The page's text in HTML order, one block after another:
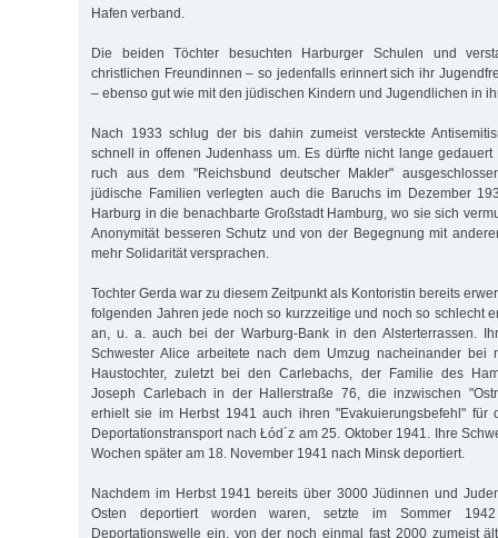
Hafen verband.
Die beiden Töchter besuchten Harburger Schulen und
christlichen Freundinnen – so jedenfalls erinnert sich ihr
– ebenso gut wie mit den jüdischen Kindern und Jugendlichen in
Nach 1933 schlug der bis dahin zumeist versteckte
schnell in offenen Judenhass um. Es dürfte nicht lange
ruch aus dem "Reichsbund deutscher Makler"
jüdische Familien verlegten auch die Baruchs im Dezember
Harburg in die benachbarte Großstadt Hamburg, wo sie sich
Anonymität besseren Schutz und von der Begegnung mit
mehr Solidarität versprachen.
Tochter Gerda war zu diesem Zeitpunkt als Kontoristin bereits
folgenden Jahren jede noch so kurzzeitige und noch so schlecht
an, u. a. auch bei der Warburg-Bank in den Alsterterrassen.
Schwester Alice arbeitete nach dem Umzug nacheinander bei
Haustochter, zuletzt bei den Carlebachs, der Familie des
Joseph Carlebach in der Hallerstraße 76, die inzwischen
erhielt sie im Herbst 1941 auch ihren "Evakuierungsbefehl" für
Deportationstransport nach Łód´z am 25. Oktober 1941. Ihre
Wochen später am 18. November 1941 nach Minsk deportiert.
Nachdem im Herbst 1941 bereits über 3000 Jüdinnen und
Osten deportiert worden waren, setzte im Sommer
Deportationswelle ein, von der noch einmal fast 2000 zumeist